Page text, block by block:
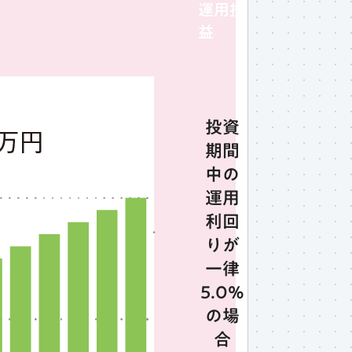
運用損
益
投資
期間
中の
運用
利回
りが
一律
5.0%
の場
合